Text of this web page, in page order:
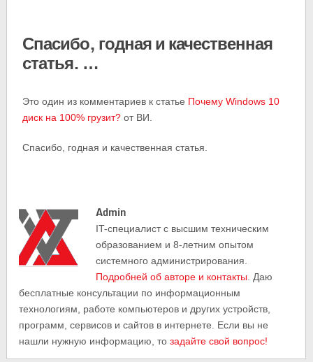
Спасибо, годная и качественная
статья. …
Это один из комментариев к статье Почему Windows 10
диск на 100% грузит?от ВИ.
Спасибо, годная и качественная статья.
Admin
IT-cпециалист с высшим техническим
образованием и 8-летним опытом
системного администрирования.
Подробней об авторе и контакты . Даю
бесплатные консультации по информационным
технологиям, работе компьютеров и других устройств,
программ, сервисов и сайтов в интернете. Если вы не
нашли нужную информацию, тозадайте свой вопрос!